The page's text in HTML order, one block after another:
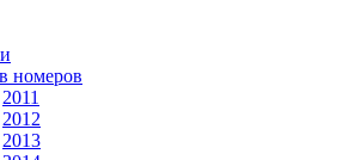
номеров
2011
2012
2013